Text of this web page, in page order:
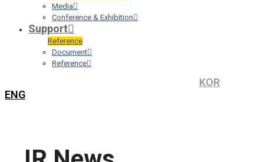
Media
Conference & Exhibition
Support
Reference
Document
Reference
KOR
ENG